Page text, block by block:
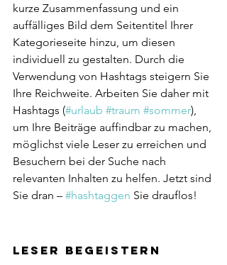
kurze Zusammenfassung und ein
auffälliges Bild dem Seitentitel Ihrer
Kategorieseite hinzu, um diesen
individuell zu gestalten. Durch die
Verwendung von Hashtags steigern Sie
Ihre Reichweite. Arbeiten Sie daher mit
Hashtags (#urlaub #traum #sommer),
um Ihre Beiträge auffindbar zu machen,
möglichst viele Leser zu erreichen und
Besuchern bei der Suche nach
relevanten Inhalten zu helfen. Jetzt sind
Sie dran – #hashtaggen Sie drauflos!
Leser begeistern